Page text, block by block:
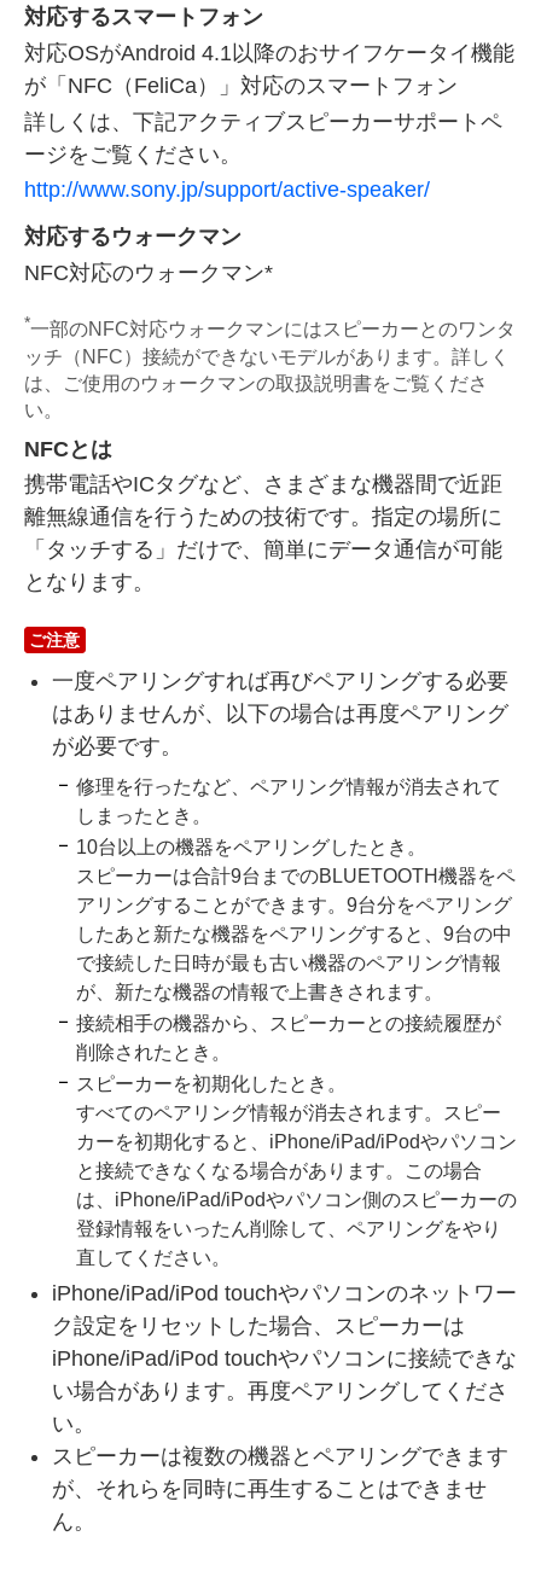
対応するスマートフォン
対応OSがAndroid 4.1以降のおサイフケータイ機能
が「NFC（FeliCa）」対応のスマートフォン
詳しくは、下記アクティブスピーカーサポートペ
ージをご覧ください。
http://www.sony.jp/support/active-speaker/
対応するウォークマン
NFC対応のウォークマン*
*一部のNFC対応ウォークマンにはスピーカーとのワンタ
ッチ（NFC）接続ができないモデルがあります。詳しく
は、ご使用のウォークマンの取扱説明書をご覧くださ
い。
NFCとは
携帯電話やICタグなど、さまざまな機器間で近距
離無線通信を行うための技術です。指定の場所に
「タッチする」だけで、簡単にデータ通信が可能
となります。
ご注意
一度ペアリングすれば再びペアリングする必要
はありませんが、以下の場合は再度ペアリング
が必要です。
修理を行ったなど、ペアリング情報が消去されて
しまったとき。
10台以上の機器をペアリングしたとき。
スピーカーは合計9台までのBLUETOOTH機器をペ
アリングすることができます。9台分をペアリング
したあと新たな機器をペアリングすると、9台の中
で接続した日時が最も古い機器のペアリング情報
が、新たな機器の情報で上書きされます。
接続相手の機器から、スピーカーとの接続履歴が
削除されたとき。
スピーカーを初期化したとき。
すべてのペアリング情報が消去されます。スピー
カーを初期化すると、iPhone/iPad/iPodやパソコン
と接続できなくなる場合があります。この場合
は、iPhone/iPad/iPodやパソコン側のスピーカーの
登録情報をいったん削除して、ペアリングをやり
直してください。
iPhone/iPad/iPod touchやパソコンのネットワー
ク設定をリセットした場合、スピーカーは
iPhone/iPad/iPod touchやパソコンに接続できな
い場合があります。再度ペアリングしてくださ
い。
スピーカーは複数の機器とペアリングできます
が、それらを同時に再生することはできませ
ん。